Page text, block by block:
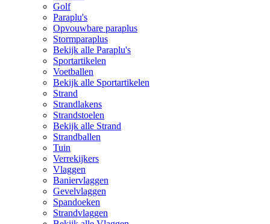
Golf
Paraplu's
Opvouwbare paraplus
Stormparaplus
Bekijk alle Paraplu's
Sportartikelen
Voetballen
Bekijk alle Sportartikelen
Strand
Strandlakens
Strandstoelen
Bekijk alle Strand
Strandballen
Tuin
Verrekijkers
Vlaggen
Baniervlaggen
Gevelvlaggen
Spandoeken
Strandvlaggen